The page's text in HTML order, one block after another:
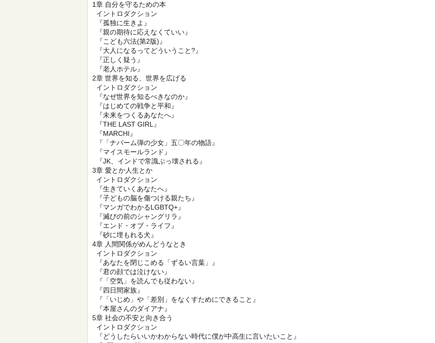
1章 自分を守るための本
イントロダクション
『孤独に生きよ』
『親の期待に応えなくていい』
『こども六法(第2版)』
『大人になるってどういうこと?』
『正しく疑う』
『老人ホテル』
2章 世界を知る、世界を広げる
イントロダクション
『なぜ世界を知るべきなのか』
『はじめての戦争と平和』
『未来をつくるあなたへ』
『THE LAST GIRL』
『MARCHI』
『「ナパーム弾の少女」五〇年の物語』
『マイスモールランド』
『JK、インドで常識ぶっ壊される』
3章 愛とか人生とか
イントロダクション
『生きていくあなたへ』
『子どもの脳を傷つける親たち』
『マンガでわかるLGBTQ+』
『滅びの前のシャングリラ』
『エンド・オブ・ライフ』
『砂に埋もれる犬』
4章 人間関係がめんどうなとき
イントロダクション
『あなたを閉じこめる「ずるい言葉」』
『君の顔では泣けない』
『「空気」を読んでも従わない』
『四日間家族』
『「いじめ」や「差別」をなくすためにできること』
『本屋さんのダイアナ』
5章 社会の不安と向き合う
イントロダクション
『どうしたらいいかわからない時代に僕が中高生に言いたいこと』